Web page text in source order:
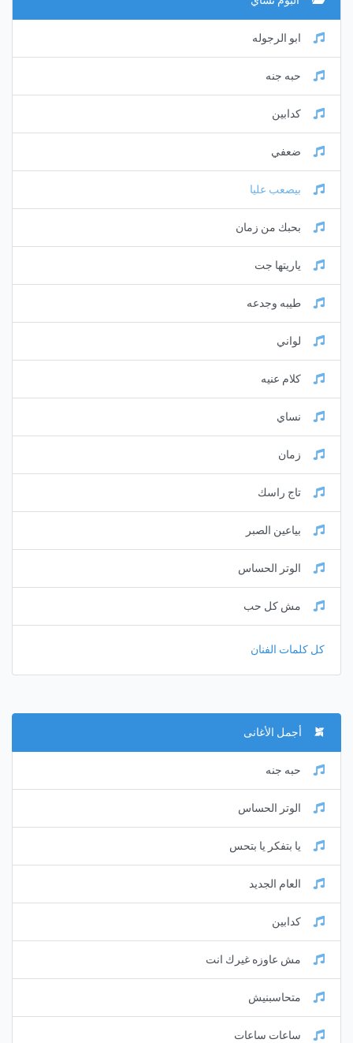
ابو الرجوله
حبه جنه
كدابين
ضعفي
بيصعب عليا
بحبك من زمان
ياريتها جت
طيبه وجدعه
لواني
كلام عنيه
نساي
زمان
تاج راسك
بياعين الصبر
الوتر الحساس
مش كل حب
كل كلمات الفنان
أجمل الأغانى
حبه جنه
الوتر الحساس
يا بتفكر يا بتحس
العام الجديد
كدابين
مش عاوزه غيرك انت
متحاسبنيش
ساعات ساعات